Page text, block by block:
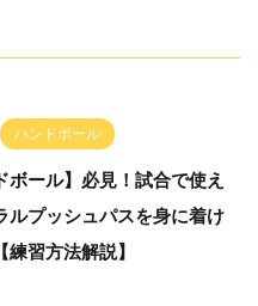
ハンドボール
ボール】必見！試合で使え
ルプッシュパスを身に着け
練習方法解説】